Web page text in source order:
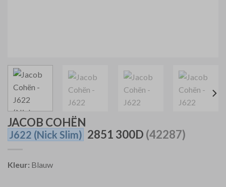
JACOB COHËN
J622 (Nick Slim) 2851 300D (42287)
Kleur: Blauw